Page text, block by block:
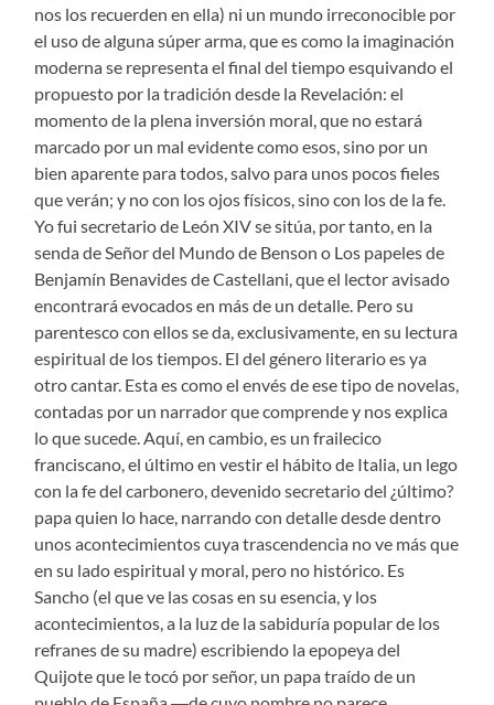
nos los recuerden en ella) ni un mundo irreconocible por
el uso de alguna súper arma, que es como la imaginación
moderna se representa el final del tiempo esquivando el
propuesto por la tradición desde la Revelación: el
momento de la plena inversión moral, que no estará
marcado por un mal evidente como esos, sino por un
bien aparente para todos, salvo para unos pocos fieles
que verán; y no con los ojos físicos, sino con los de la fe.
Yo fui secretario de León XIV se sitúa, por tanto, en la
senda de Señor del Mundo de Benson o Los papeles de
Benjamín Benavides de Castellani, que el lector avisado
encontrará evocados en más de un detalle. Pero su
parentesco con ellos se da, exclusivamente, en su lectura
espiritual de los tiempos. El del género literario es ya
otro cantar. Esta es como el envés de ese tipo de novelas,
contadas por un narrador que comprende y nos explica
lo que sucede. Aquí, en cambio, es un frailecico
franciscano, el último en vestir el hábito de Italia, un lego
con la fe del carbonero, devenido secretario del ¿último?
papa quien lo hace, narrando con detalle desde dentro
unos acontecimientos cuya trascendencia no ve más que
en su lado espiritual y moral, pero no histórico. Es
Sancho (el que ve las cosas en su esencia, y los
acontecimientos, a la luz de la sabiduría popular de los
refranes de su madre) escribiendo la epopeya del
Quijote que le tocó por señor, un papa traído de un